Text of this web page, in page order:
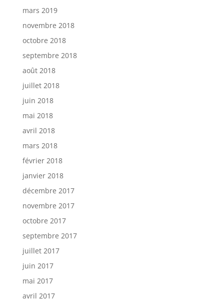
mars 2019
novembre 2018
octobre 2018
septembre 2018
août 2018
juillet 2018
juin 2018
mai 2018
avril 2018
mars 2018
février 2018
janvier 2018
décembre 2017
novembre 2017
octobre 2017
septembre 2017
juillet 2017
juin 2017
mai 2017
avril 2017